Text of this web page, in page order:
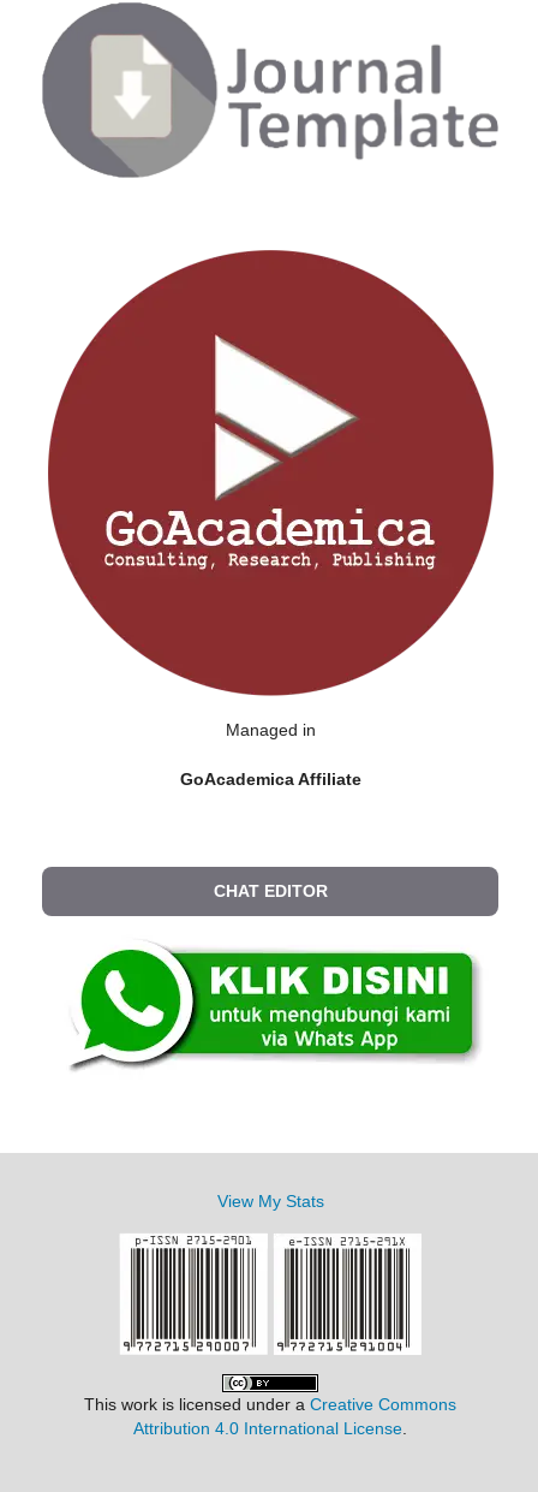
Managed in
GoAcademica Affiliate
CHAT EDITOR
View My Stats
This work is licensed under a Creative Commons
Attribution 4.0 International License